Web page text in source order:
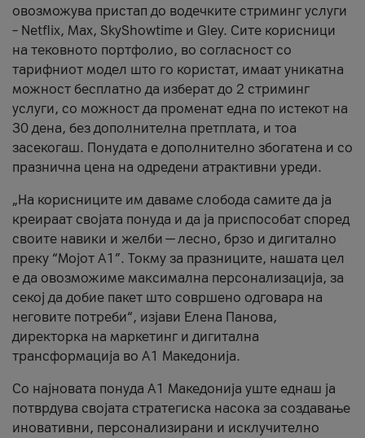
овозможува пристап до водечките стриминг услуги
– Netflix, Max, SkyShowtime и Gley. Сите корисници
на тековното портфолио, во согласност со
тарифниот модел што го користат, имаат уникатна
можност бесплатно да изберат до 2 стриминг
услуги, со можност да променат една по истекот на
30 дена, без дополнителна претплата, и тоа
засекогаш. Понудата е дополнително збогатена и со
празнична цена на одредени атрактивни уреди.
„На корисниците им даваме слобода самите да ја
креираат својата понуда и да ја приспособат според
своите навики и желби — лесно, брзо и дигитално
преку “Мојот А1”. Токму за празниците, нашата цел
е да овозможиме максимална персонализација, за
секој да добие пакет што совршено одговара на
неговите потреби“, изјави Елена Панова,
директорка на маркетинг и дигитална
трансформација во А1 Македонија.
Со најновата понуда А1 Македонија уште еднаш ја
потврдува својата стратегиска насока за создавање
иновативни, персонализирани и исклучително